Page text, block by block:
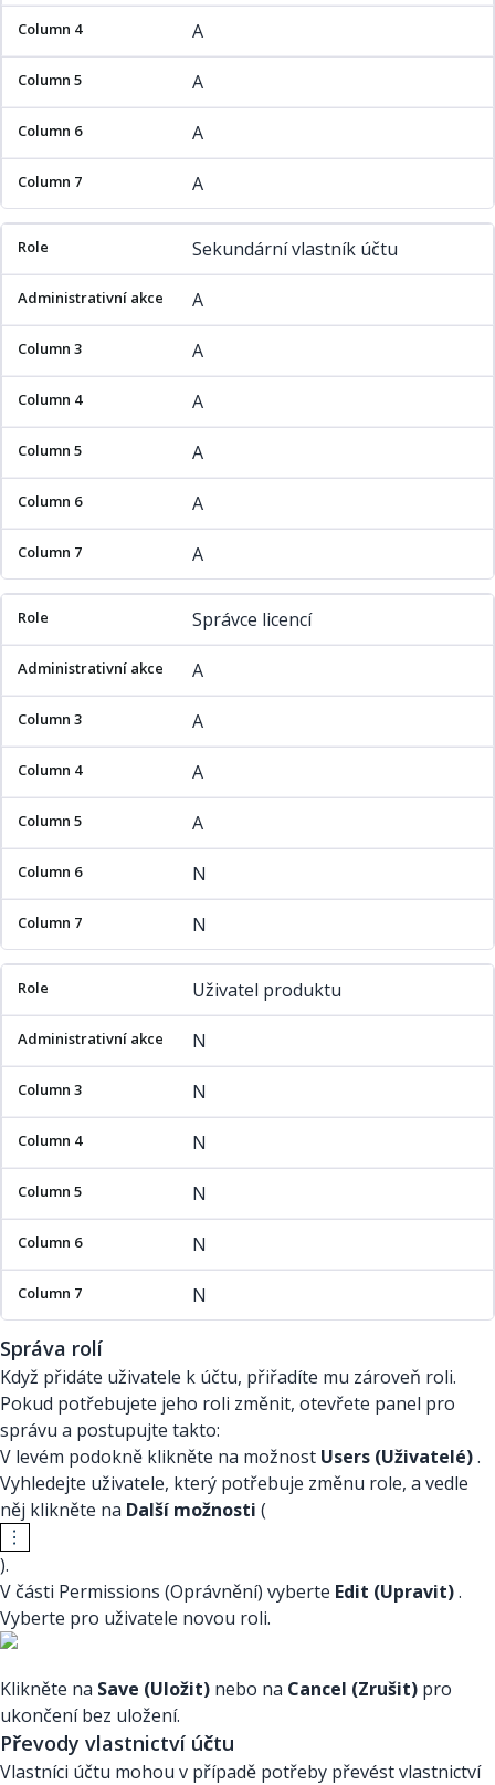
A
A
A
A
Sekundární vlastník účtu
A
A
A
A
A
A
Správce licencí
A
A
A
A
N
N
Uživatel produktu
N
N
N
N
N
N
Správa rolí
Když přidáte uživatele k účtu, přiřadíte mu zároveň roli.
Pokud potřebujete jeho roli změnit, otevřete panel pro
správu a postupujte takto:
V levém podokně klikněte na možnost Users (Uživatelé).
Vyhledejte uživatele, který potřebuje změnu role, a vedle
něj klikněte na Další možnosti (
).
V části Permissions (Oprávnění) vyberte Edit (Upravit).
Vyberte pro uživatele novou roli.
Klikněte na Save (Uložit) nebo na Cancel (Zrušit) pro
ukončení bez uložení.
Převody vlastnictví účtu
Vlastníci účtu mohou v případě potřeby převést vlastnictví